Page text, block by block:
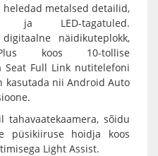
heledad metalsed detailid,
ja LED-tagatuled.
näidikuteplokk,
Plus koos 10-tollise
Full Link nutitelefoni
kasutada nii Android Auto
tahavaatekaamera, sõidu
püsikiiruse hoidja koos
Light Assist.